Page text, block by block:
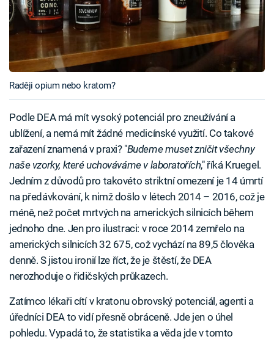
Raději opium nebo kratom?
Podle DEA má mít vysoký potenciál pro zneužívání a
ublížení, a nemá mít žádné medicínské využití. Co takové
zařazení znamená v praxi? "Budeme muset zničit všechny
naše vzorky, které uchováváme v laboratořích," říká Kruegel.
Jedním z důvodů pro takovéto striktní omezení je 14 úmrtí
na předávkování, k nimž došlo v létech 2014 – 2016, což je
méně, než počet mrtvých na amerických silnicích během
jednoho dne. Jen pro ilustraci: v roce 2014 zemřelo na
amerických silnicích 32 675, což vychází na 89,5 člověka
denně. S jistou ironií lze říct, že je štěstí, že DEA
nerozhoduje o řidičských průkazech.
Zatímco lékaři cítí v kratonu obrovský potenciál, agenti a
úředníci DEA to vidí přesně obráceně. Jde jen o úhel
pohledu. Vypadá to, že statistika a věda jde v tomto